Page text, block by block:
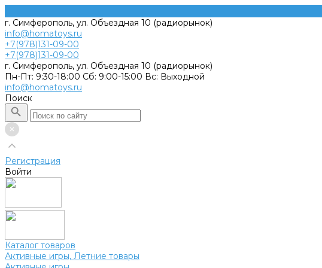
г. Симферополь, ул. Объездная 10 (радиорынок)
info@homatoys.ru
+7(978)131-09-00
+7(978)131-09-00
г. Симферополь, ул. Объездная 10 (радиорынок)
Пн-Пт: 9:30-18:00 Cб: 9:00-15:00 Вс: Выходной
info@homatoys.ru
Поиск
Регистрация
Войти
Каталог товаров
Активные игры, Летние товары